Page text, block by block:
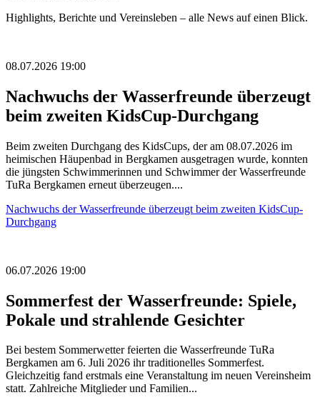
Highlights, Berichte und Vereinsleben – alle News auf einen Blick.
08.07.2026 19:00
Nachwuchs der Wasserfreunde überzeugt
beim zweiten KidsCup-Durchgang
Beim zweiten Durchgang des KidsCups, der am 08.07.2026 im
heimischen Häupenbad in Bergkamen ausgetragen wurde, konnten
die jüngsten Schwimmerinnen und Schwimmer der Wasserfreunde
TuRa Bergkamen erneut überzeugen....
Nachwuchs der Wasserfreunde überzeugt beim zweiten KidsCup-
Durchgang
06.07.2026 19:00
Sommerfest der Wasserfreunde: Spiele,
Pokale und strahlende Gesichter
Bei bestem Sommerwetter feierten die Wasserfreunde TuRa
Bergkamen am 6. Juli 2026 ihr traditionelles Sommerfest.
Gleichzeitig fand erstmals eine Veranstaltung im neuen Vereinsheim
statt. Zahlreiche Mitglieder und Familien...